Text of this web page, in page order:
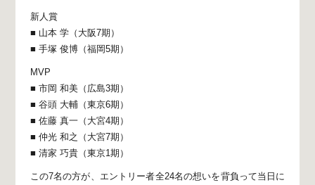
新人賞
■ 山本 学（大阪7期）
■ 手塚 俊博（福岡5期）
MVP
■ 市岡 和美（広島3期）
■ 谷頭 大輔（東京6期）
■ 佐藤 真一（大宮4期）
■ 仲光 和之（大宮7期）
■ 清家 巧貴（東京1期）
この7名の方が、 エントリー者全24名の想いを背負って当日に